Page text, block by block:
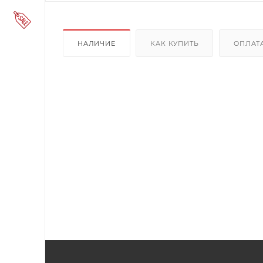
НАЛИЧИЕ КАК КУПИТЬ